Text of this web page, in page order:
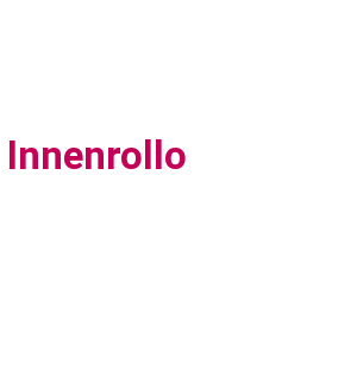
Innenrollo